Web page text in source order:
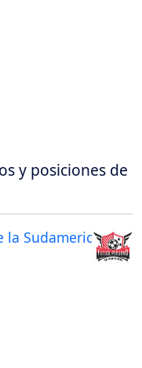
y posiciones de